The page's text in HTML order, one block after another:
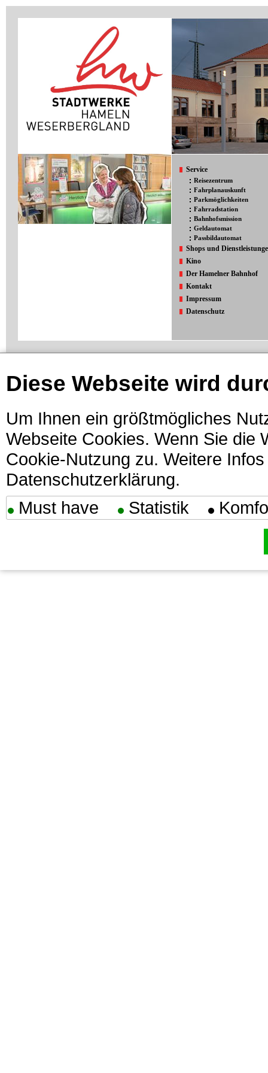
Service
Reisezentrum
Fahrplanauskunft
Parkmöglichkeiten
Fahrradstation
Bahnhofsmission
Geldautomat
Passbildautomat
Shops und
Kino
Der Hamelner Bahnhof
Kontakt
Impressum
Datenschutz
Diese Webseite wird
Um Ihnen ein größtmögliches
Webseite Cookies. Wenn Sie die
Cookie-Nutzung zu. Weitere
Datenschutzerklärung.
Must have
Statistik